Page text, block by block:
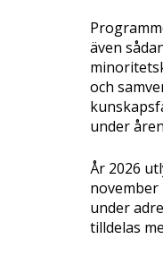
även
och
under
År 2026
november
under
tilldelas